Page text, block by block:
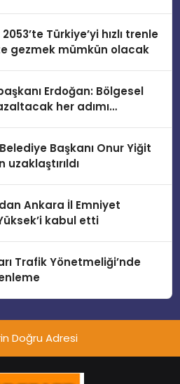
Türkiye’yi hızlı trenle
gezmek mümkün olacak
Erdoğan: Bölgesel
her adımı
Başkanı Onur Yiğit
uzaklaştırıldı
Ankara İl Emniyet
kabul etti
Trafik Yönetmeliği’nde
Doğru Adresi